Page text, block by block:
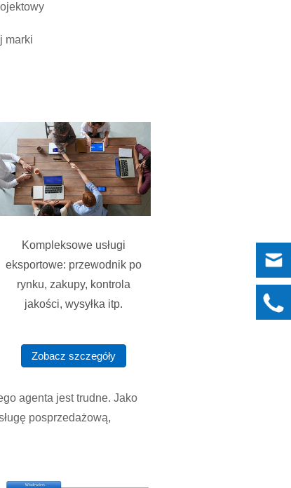
marki
Kompleksowe usługi
eksportowe: przewodnik po
rynku, zakupy, kontrola
jakości, wysyłka itp.
Zobacz szczegóły
agenta jest trudne. Jako
posprzedażową,